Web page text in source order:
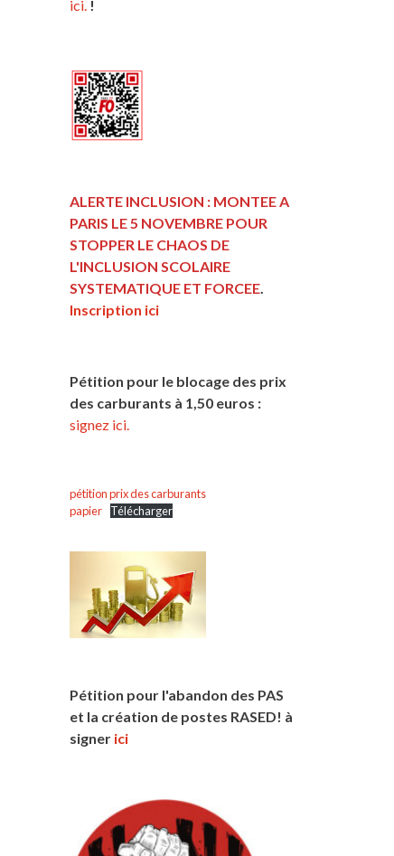
ici. !
ALERTE INCLUSION : MONTEE A
PARIS LE 5 NOVEMBRE POUR
STOPPER LE CHAOS DE
L'INCLUSION SCOLAIRE
SYSTEMATIQUE ET FORCEE.
Inscription ici
Pétition pour le blocage des prix
des carburants à 1,50 euros :
signez ici.
pétition prix des carburants
papier
Télécharger
Pétition pour l'abandon des PAS
et la création de postes RASED! à
signer ici